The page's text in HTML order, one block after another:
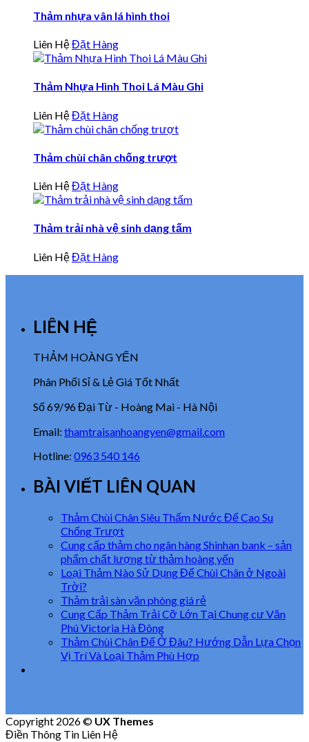
Thảm nhựa vân lá hình thoi
Liên HệĐặt Hàng
Thảm Nhựa Hình Thoi Lá Màu Ghi
Liên HệĐặt Hàng
Thảm chùi chân chống trượt
Liên HệĐặt Hàng
Thảm trải nhà vệ sinh dạng tấm
Liên HệĐặt Hàng
LIÊN HỆ
THẢM HOÀNG YẾN
Phân Phối Sỉ & Lẻ Giá Tốt Nhất
Số 69/96 Đại Từ - Hoàng Mai - Hà Nội
Email: thamtraisanhoangyen@gmail.com
Hotline: 0963 540 146
BÀI VIẾT LIÊN QUAN
Thảm Chùi Chân Siêu Thấm Nước Đế Cao Su
Chống Trượt
Cung cấp thảm cho ngân hàng Shinhan bank – sản
phẩm chất lượng từ thảm hoàng yến
Loại Thảm Nào Sử Dụng Để Chùi Chân ở Ngoài
Trời?
Thảm trải sàn văn phòng giá rẻ
Cung Cấp Thảm Trải Cỡ Lớn Tại Chung cư Văn
Phú Victoria Hà Đông
Thảm Chùi Chân Để Ở Đâu? Hướng Dẫn Lựa Chọn
Vị Trí Và Loại Thảm Phù Hợp
Copyright 2026 © UX Themes
Điền Thông Tin Liên Hệ